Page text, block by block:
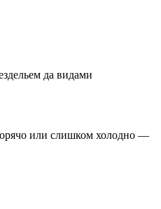
да видами
или слишком холодно —